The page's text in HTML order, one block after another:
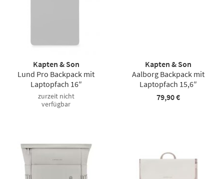
Kapten & Son
Lund Pro Backpack mit
Laptopfach 16″
zurzeit nicht
verfügbar
Kapten & Son
Aalborg Backpack mit
Laptopfach 15,6″
79,90 €